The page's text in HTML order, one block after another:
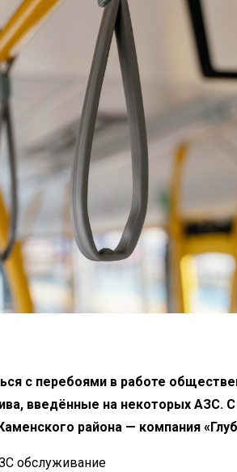
с перебоями в работе
введённые на некоторых АЗС.
района — компания
обслуживание